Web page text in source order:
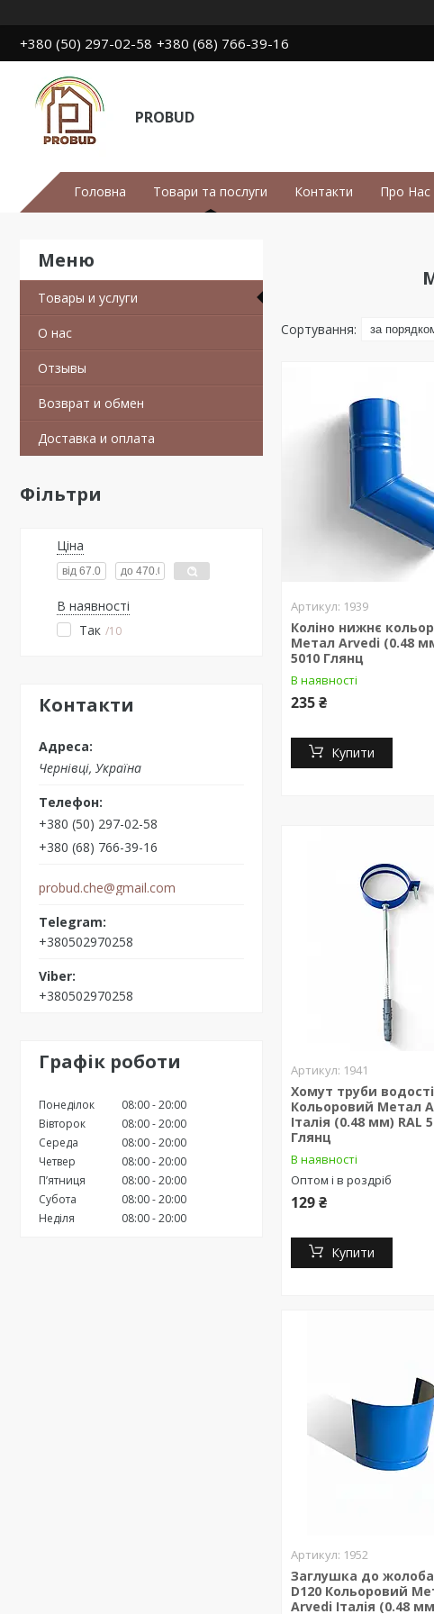
+380 (50) 297-02-58 +380 (68) 766-39-16
PROBUD
Головна Товари та послуги Контакти Про Нас
Товары и услуги
О нас
Отзывы
Возврат и обмен
Доставка и оплата
Фільтри
Ціна
В наявності
Так 10
Контакти
Чернівці, Україна
+380 (50) 297-02-58
+380 (68) 766-39-16
probud.che@gmail.com
+380502970258
+380502970258
Графік роботи
Понеділок 08:00 20:00
Вівторок
08:00 20:00
Середа
08:00 20:00
Четвер
08:00 20:00
Пʼятниця
08:00 20:00
Субота
08:00 20:00
Неділя
08:00 20:00
1939
Коліно нижнє
Метал Arvedi (0.48
5010 Глянц
В наявності
235 ₴
Купити
1941
Хомут труби
Кольоровий Метал
Італія (0.48 мм) RAL
Глянц
В наявності
Оптом і в роздріб
129 ₴
Купити
1952
Заглушка до
D120 Кольоровий
Arvedi Італія (0.48